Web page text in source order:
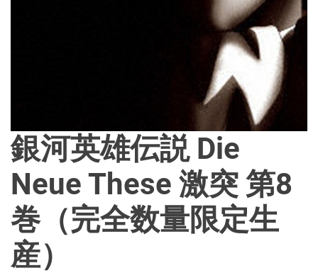
銀河英雄伝説 Die
Neue These 激突 第8
巻（完全数量限定生
産）